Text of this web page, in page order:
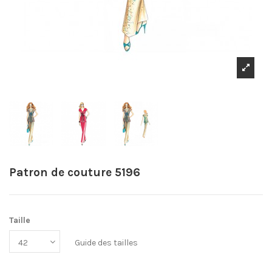
Patron de couture 5196
Taille
Guide des tailles